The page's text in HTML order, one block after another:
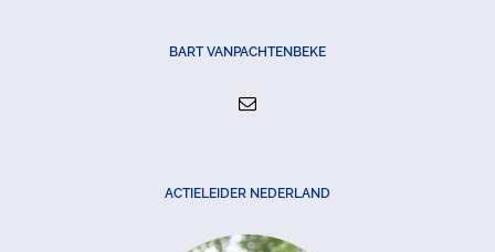
BART VANPACHTENBEKE
ACTIELEIDER NEDERLAND